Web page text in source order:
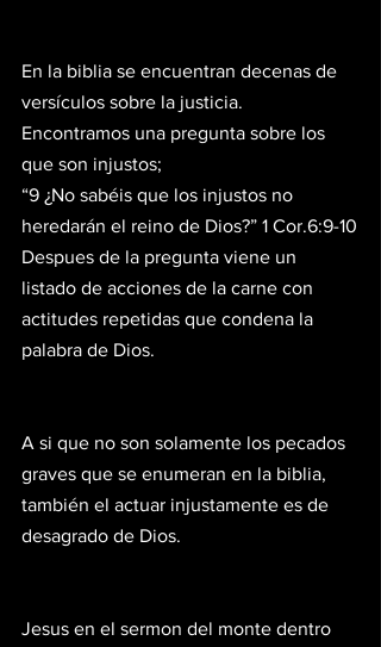
En la biblia se encuentran decenas de
versículos sobre la justicia.
Encontramos una pregunta sobre los
que son injustos;
“9 ¿No sabéis que los injustos no
heredarán el reino de Dios?” 1 Cor.6:9-10
Despues de la pregunta viene un
listado de acciones de la carne con
actitudes repetidas que condena la
palabra de Dios.
A si que no son solamente los pecados
graves que se enumeran en la biblia,
también el actuar injustamente es de
desagrado de Dios.
Jesus en el sermon del monte dentro